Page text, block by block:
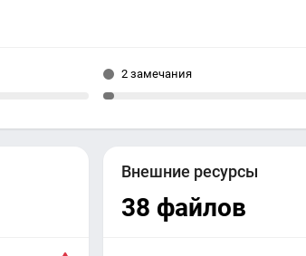
2 замечания
Внешние ресурсы
38 файлов